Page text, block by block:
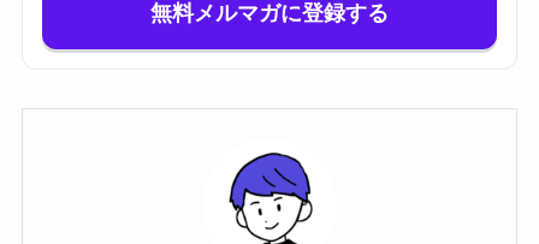
無料メルマガに登録する